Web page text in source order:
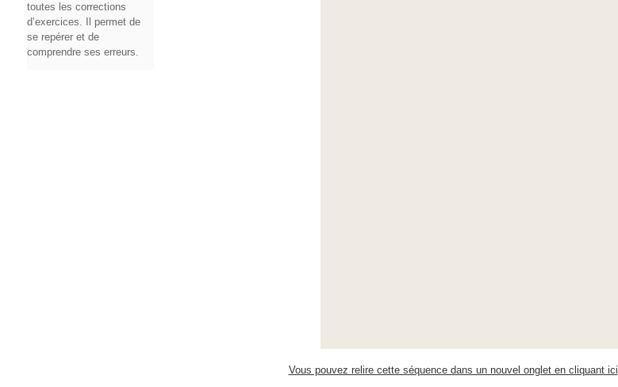
toutes les corrections
d’exercices. Il permet de
se repérer et de
comprendre ses erreurs.
Vous pouvez relire cette séquence dans un nouvel onglet en cliquant ici